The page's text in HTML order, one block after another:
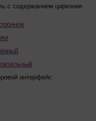
с содержанием циркония
интерфейс